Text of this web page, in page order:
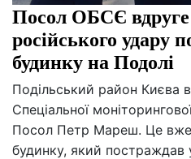
Посол ОБСЄ вдруге
російського удару
будинку на Подолі
Подільський район Києва
Спеціальної
Посол Петр Мареш. Це вже
будинку, який постраждав